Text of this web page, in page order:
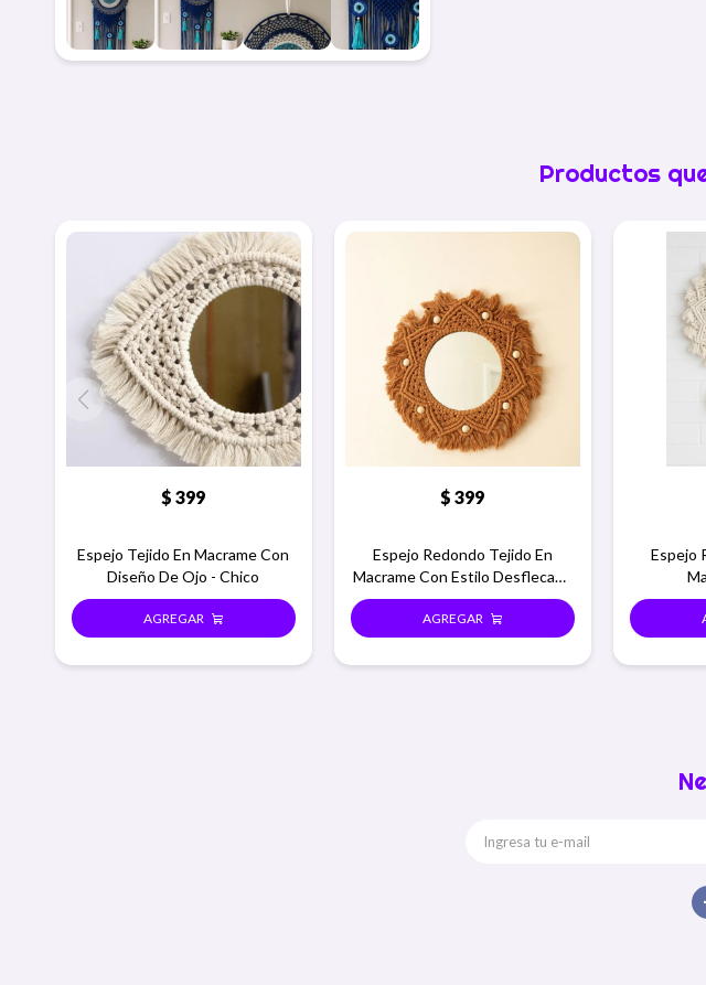
Productos
$ 399
Espejo Tejido En Macrame Con
Diseño De Ojo - Chico
$ 399
Espejo Redondo Tejido En
Macrame Con Estilo Desflecado
- Macramar chico
Espejo